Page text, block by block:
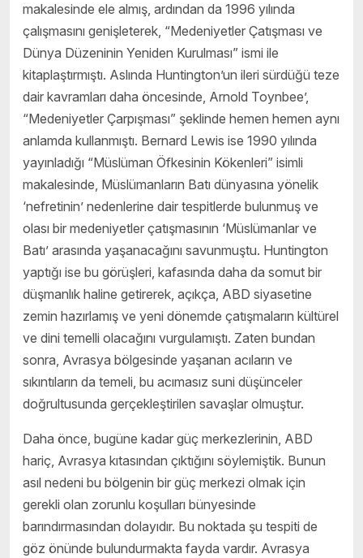
makalesinde ele almış, ardından da 1996 yılında
çalışmasını genişleterek, “Medeniyetler Çatışması ve
Dünya Düzeninin Yeniden Kurulması” ismi ile
kitaplaştırmıştı. Aslında Huntington’un ileri sürdüğü teze
dair kavramları daha öncesinde, Arnold Toynbee’,
“Medeniyetler Çarpışması” şeklinde hemen hemen aynı
anlamda kullanmıştı. Bernard Lewis ise 1990 yılında
yayınladığı “Müslüman Öfkesinin Kökenleri” isimli
makalesinde, Müslümanların Batı dünyasına yönelik
‘nefretinin’ nedenlerine dair tespitlerde bulunmuş ve
olası bir medeniyetler çatışmasının ‘Müslümanlar ve
Batı’ arasında yaşanacağını savunmuştu. Huntington
yaptığı ise bu görüşleri, kafasında daha da somut bir
düşmanlık haline getirerek, açıkça, ABD siyasetine
zemin hazırlamış ve yeni dönemde çatışmaların kültürel
ve dini temelli olacağını vurgulamıştı. Zaten bundan
sonra, Avrasya bölgesinde yaşanan acıların ve
sıkıntıların da temeli, bu acımasız suni düşünceler
doğrultusunda gerçekleştirilen savaşlar olmuştur.
Daha önce, bugüne kadar güç merkezlerinin, ABD
hariç, Avrasya kıtasından çıktığını söylemiştik. Bunun
asıl nedeni bu bölgenin bir güç merkezi olmak için
gerekli olan zorunlu koşulları bünyesinde
barındırmasından dolayıdır. Bu noktada şu tespiti de
göz önünde bulundurmakta fayda vardır. Avrasya